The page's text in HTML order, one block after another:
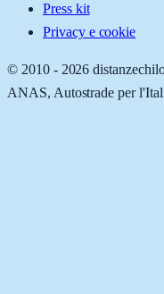
Press kit
Privacy e cookie
© 2010 - 2026
ANAS, Autostrade per